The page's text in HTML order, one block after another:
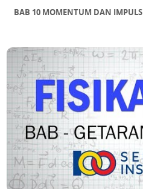
BAB 10 MOMENTUM DAN IMPULS